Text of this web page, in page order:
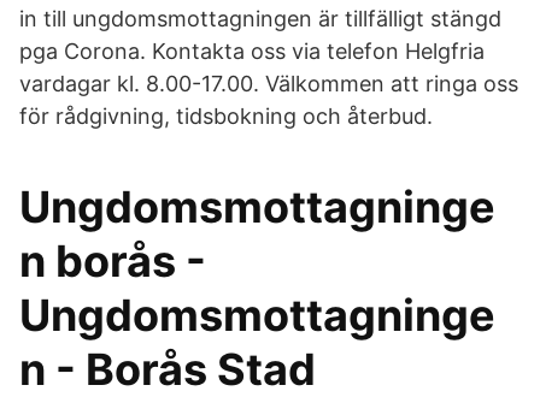
in till ungdomsmottagningen är tillfälligt stängd
pga Corona. Kontakta oss via telefon Helgfria
vardagar kl. 8.00-17.00. Välkommen att ringa oss
för rådgivning, tidsbokning och återbud.
Ungdomsmottagninge
n borås -
Ungdomsmottagninge
n - Borås Stad